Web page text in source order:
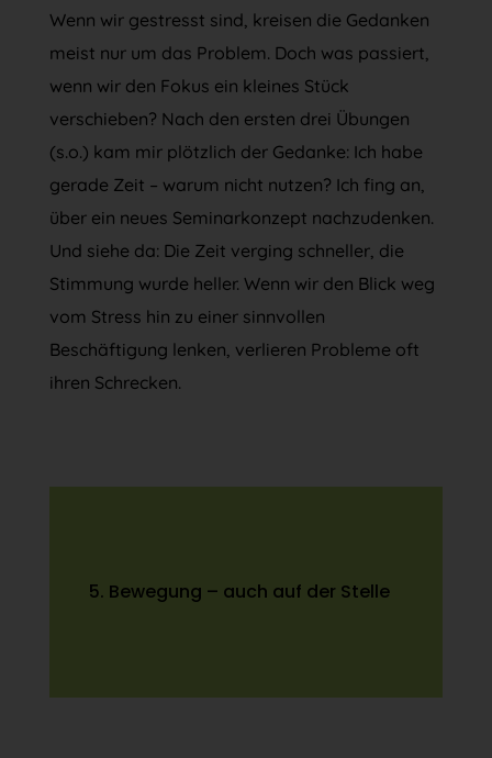
Wenn wir gestresst sind, kreisen die Gedanken
meist nur um das Problem. Doch was passiert,
wenn wir den Fokus ein kleines Stück
verschieben? Nach den ersten drei Übungen
(s.o.) kam mir plötzlich der Gedanke: Ich habe
gerade Zeit – warum nicht nutzen? Ich fing an,
über ein neues Seminarkonzept nachzudenken.
Und siehe da: Die Zeit verging schneller, die
Stimmung wurde heller. Wenn wir den Blick weg
vom Stress hin zu einer sinnvollen
Beschäftigung lenken, verlieren Probleme oft
ihren Schrecken.
5. Bewegung – auch auf der Stelle